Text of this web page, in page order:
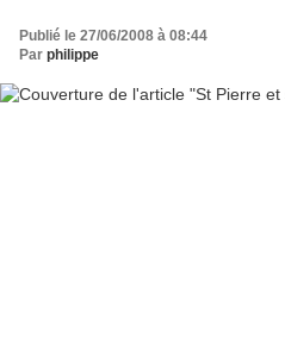
Publié le 27/06/2008 à 08:44
Par philippe